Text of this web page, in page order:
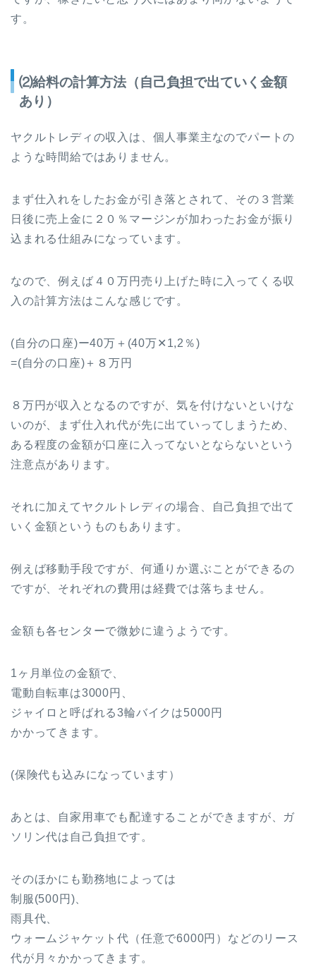
す。
⑵給料の計算方法（自己負担で出ていく金額
あり）
ヤクルトレディの収入は、個人事業主なのでパートの
ような時間給ではありません。
まず仕入れをしたお金が引き落とされて、その３営業
日後に売上金に２０％マージンが加わったお金が振り
込まれる仕組みになっています。
なので、例えば４０万円売り上げた時に入ってくる収
入の計算方法はこんな感じです。
(自分の口座)ー40万＋(40万✕1,2％)
=(自分の口座)＋８万円
８万円が収入となるのですが、気を付けないといけな
いのが、まず仕入れ代が先に出ていってしまうため、
ある程度の金額が口座に入ってないとならないという
注意点があります。
それに加えてヤクルトレディの場合、自己負担で出て
いく金額というものもあります。
例えば移動手段ですが、何通りか選ぶことができるの
ですが、それぞれの費用は経費では落ちません。
金額も各センターで微妙に違うようです。
1ヶ月単位の金額で、
電動自転車は3000円、
ジャイロと呼ばれる3輪バイクは5000円
かかってきます。
(保険代も込みになっています）
あとは、自家用車でも配達することができますが、ガ
ソリン代は自己負担です。
そのほかにも勤務地によっては
制服(500円)、
雨具代、
ウォームジャケット代（任意で6000円）などのリース
代が月々かかってきます。